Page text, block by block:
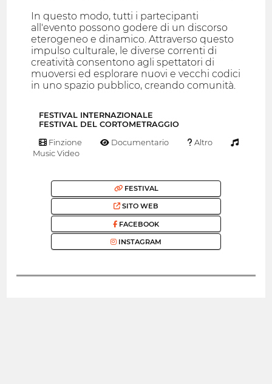
In questo modo, tutti i partecipanti
all'evento possono godere di un discorso
eterogeneo e dinamico. Attraverso questo
impulso culturale, le diverse correnti di
creatività consentono agli spettatori di
muoversi ed esplorare nuovi e vecchi codici
in uno spazio pubblico, creando comunità.
FESTIVAL INTERNAZIONALE
FESTIVAL DEL CORTOMETRAGGIO
Finzione Documentario
Altro
Music Video
FESTIVAL
SITO WEB
FACEBOOK
INSTAGRAM